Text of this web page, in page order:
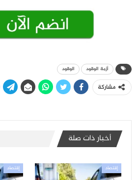
أزمة الوقود الوقود
مشاركة
أخبار ذات صلة
إقتصاد إقتصاد